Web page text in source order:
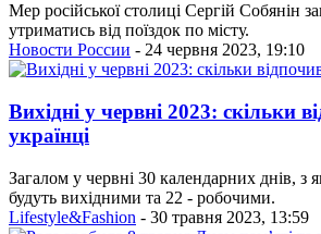
Мер російської столиці Сергій Собянін
утриматись від поїздок по місту.
Новости России - 24 червня 2023, 19:10
Вихідні у червні 2023: скільки
українці
Загалом у червні 30 календарних днів, з
будуть вихідними та 22 - робочими.
Lifestyle&Fashion - 30 травня 2023, 13:59